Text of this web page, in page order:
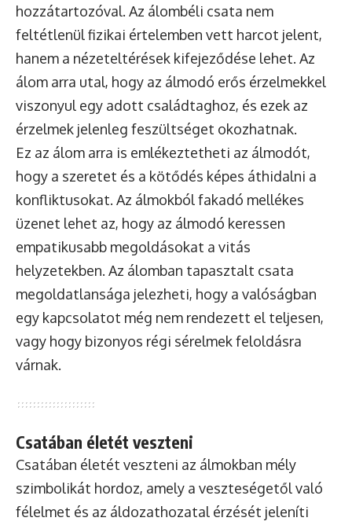
hozzátartozóval. Az álombéli csata nem
feltétlenül fizikai értelemben vett harcot jelent,
hanem a nézeteltérések kifejeződése lehet. Az
álom arra utal, hogy az álmodó erős érzelmekkel
viszonyul egy adott családtaghoz, és ezek az
érzelmek jelenleg feszültséget okozhatnak.
Ez az álom arra is emlékeztetheti az álmodót,
hogy a szeretet és a kötődés képes áthidalni a
konfliktusokat. Az álmokból fakadó mellékes
üzenet lehet az, hogy az álmodó keressen
empatikusabb megoldásokat a vitás
helyzetekben. Az álomban tapasztalt csata
megoldatlansága jelezheti, hogy a valóságban
egy kapcsolatot még nem rendezett el teljesen,
vagy hogy bizonyos régi sérelmek feloldásra
várnak.
Csatában életét veszteni
Csatában életét veszteni az álmokban mély
szimbolikát hordoz, amely a veszteségetől való
félelmet és az áldozathozatal érzését jeleníti